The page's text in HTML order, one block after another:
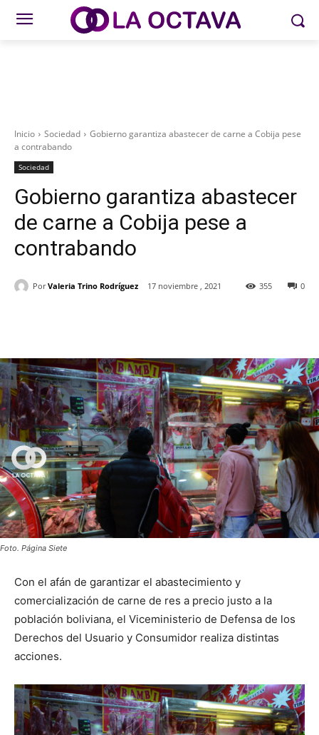
Inicio Sociedad
Gobierno garantiza abastecer de carne a Cobija pese
a contrabando
Sociedad
Gobierno garantiza abastecer
de carne a Cobija pese a
contrabando
Por Valeria Trino Rodríguez 17 noviembre , 2021 0
355
Foto. Página Siete
Con el afán de garantizar el abastecimiento y
comercialización de carne de res a precio justo a la
población boliviana, el Viceministerio de Defensa de los
Derechos del Usuario y Consumidor realiza distintas
acciones.